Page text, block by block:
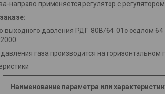
направо применяется регулятор с
выходного давления РДГ-80В/64-01с седлом
газа производится на горизонтальном
Наименование параметра или